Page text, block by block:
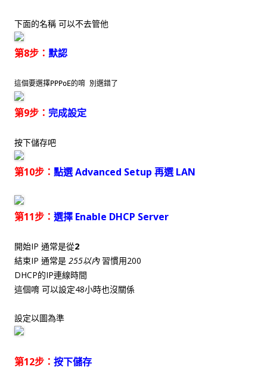
下面的名稱 可以不去管他
第8步： 默認
這個要選擇PPPoE的唷 別選錯了
第9步： 完成設定
按下儲存吧
第10步： 點選 Advanced Setup 再選 LAN
第11步： 選擇 Enable DHCP Server
開始IP 通常是從2
結束IP 通常是 255以內習慣用200
DHCP的IP連線時間
這個唷 可以設定48小時也沒關係
設定以圖為準
第12步： 按下儲存